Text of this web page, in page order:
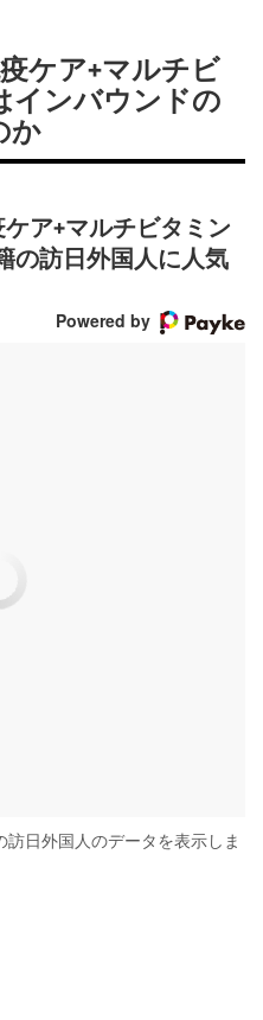
ケア+マルチビ
インバウンドの
か
ケア+マルチビタミン
の訪日外国人に人気
Powered by
日外国人のデータを表示しま